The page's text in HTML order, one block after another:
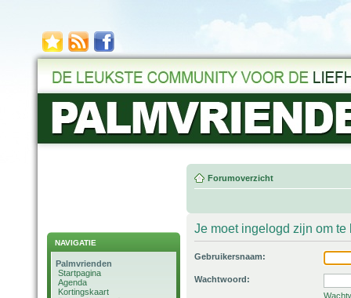
NAVIGATIE
Palmvrienden
Startpagina
Agenda
Kortingskaart
Forumoverzicht
Je moet ingelogd zijn om
Gebruikersnaam:
Wachtwoord: